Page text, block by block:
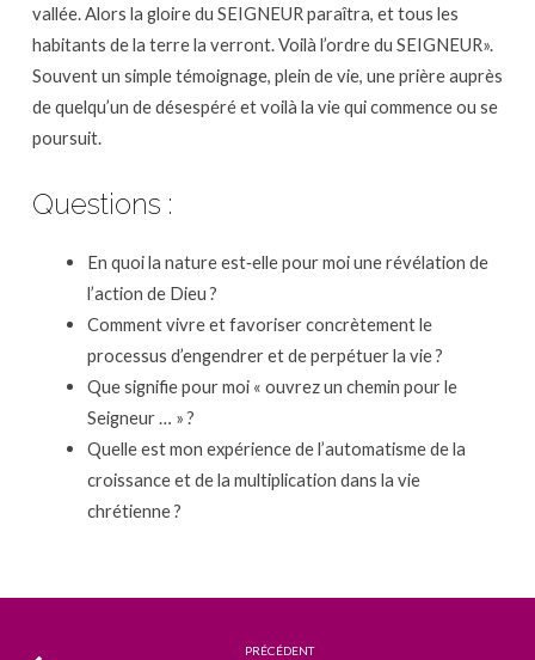
vallée. Alors la gloire du SEIGNEUR paraîtra, et tous les
habitants de la terre la verront. Voilà l’ordre du SEIGNEUR».
Souvent un simple témoignage, plein de vie, une prière auprès
de quelqu’un de désespéré et voilà la vie qui commence ou se
poursuit.
Questions :
En quoi la nature est‐elle pour moi une révélation de
l’action de Dieu ?
Comment vivre et favoriser concrètement le
processus d’engendrer et de perpétuer la vie ?
Que signifie pour moi « ouvrez un chemin pour le
Seigneur … » ?
Quelle est mon expérience de l’automatisme de la
croissance et de la multiplication dans la vie
chrétienne ?
PRÉCÉDENT